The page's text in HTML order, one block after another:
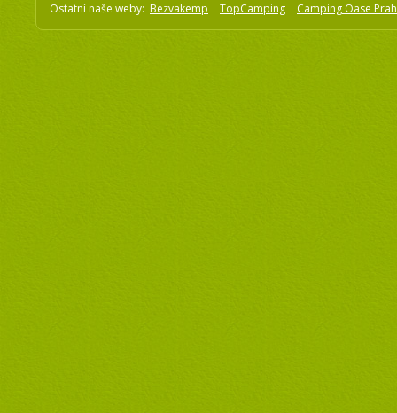
Ostatní naše weby: Bezvakemp TopCamping Camping Oase